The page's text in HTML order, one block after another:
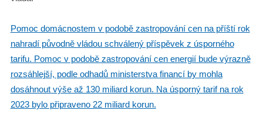
Pomoc domácnostem v podobě zastropování cen na příští rok
nahradí původně vládou schválený příspěvek z úsporného
tarifu. Pomoc v podobě zastropování cen energií bude výrazně
rozsáhlejší, podle odhadů ministerstva financí by mohla
dosáhnout výše až 130 miliard korun. Na úsporný tarif na rok
2023 bylo připraveno 22 miliard korun.